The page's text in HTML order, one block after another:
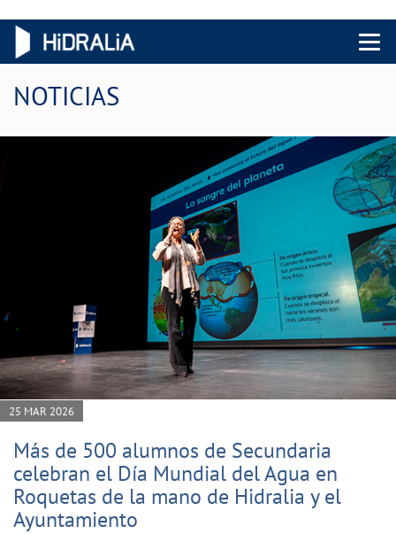
Menu
NOTICIAS
25 MAR 2026
Más de 500 alumnos de Secundaria
celebran el Día Mundial del Agua en
Roquetas de la mano de Hidralia y el
Ayuntamiento